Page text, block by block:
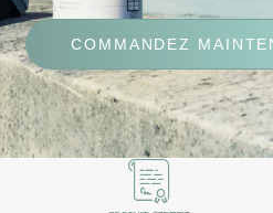
COMMANDEZ